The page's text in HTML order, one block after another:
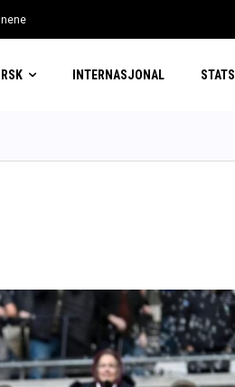
INTERNASJONAL STATS